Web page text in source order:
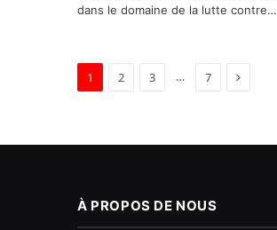
dans le domaine de la lutte contre…
1 2 3 … 7 Next
À PROPOS DE NOUS